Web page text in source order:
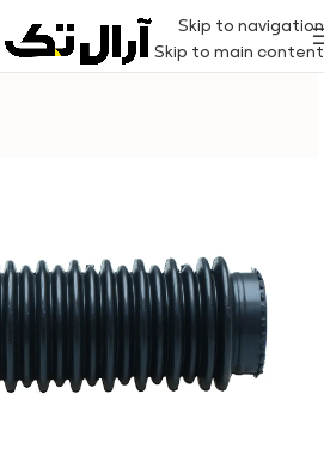
Skip to navigation
Skip to main content